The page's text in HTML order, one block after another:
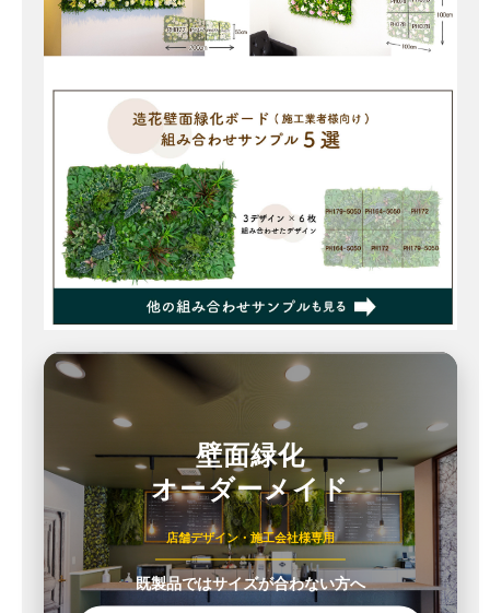
壁面緑化
オーダーメイド
店舗デザイン・施工会社様専用
既製品ではサイズが合わない方へ